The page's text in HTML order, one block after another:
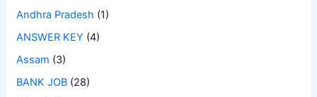
Andhra Pradesh (1)
ANSWER KEY (4)
Assam (3)
BANK JOB (28)